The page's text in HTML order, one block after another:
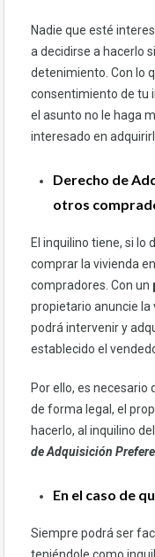
Nadie que esté
a decidirse a hacerlo
detenimiento. Con lo
consentimiento de tu
el asunto no le haga
interesado en
Derecho de
otros
El inquilino tiene, si lo
comprar la vivienda
compradores. Con un
propietario anuncie la
podrá intervenir y
establecido el
Por ello, es necesario
de forma legal, el
hacerlo, al inquilino
de Adquisición
En el caso de
Siempre podrá ser